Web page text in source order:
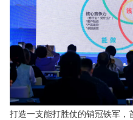
打造一支能打胜仗的销冠铁军，